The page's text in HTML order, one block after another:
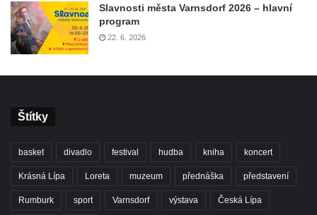
Slavnosti města Varnsdorf 2026 – hlavní
program
22. 6. 2026
Štítky
basket divadlo festival hudba kniha koncert
Krásná Lípa Loreta muzeum přednáška představení
Rumburk sport Varnsdorf výstava Česká Lípa